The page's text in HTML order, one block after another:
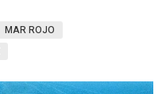
MAR ROJO